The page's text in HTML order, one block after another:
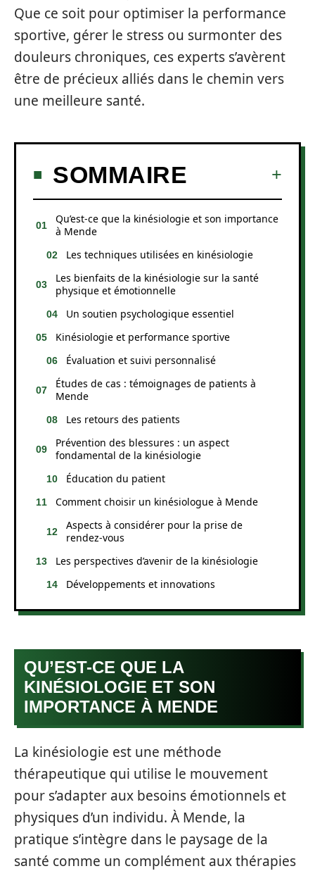
Que ce soit pour optimiser la performance
sportive, gérer le stress ou surmonter des
douleurs chroniques, ces experts s’avèrent
être de précieux alliés dans le chemin vers
une meilleure santé.
SOMMAIRE
Qu’est-ce que la kinésiologie et son importance
à Mende
Les techniques utilisées en kinésiologie
Les bienfaits de la kinésiologie sur la santé
physique et émotionnelle
Un soutien psychologique essentiel
Kinésiologie et performance sportive
Évaluation et suivi personnalisé
Études de cas : témoignages de patients à
Mende
Les retours des patients
Prévention des blessures : un aspect
fondamental de la kinésiologie
Éducation du patient
Comment choisir un kinésiologue à Mende
Aspects à considérer pour la prise de
rendez-vous
Les perspectives d’avenir de la kinésiologie
Développements et innovations
QU’EST-CE QUE LA
KINÉSIOLOGIE ET SON
IMPORTANCE À MENDE
La kinésiologie est une méthode
thérapeutique qui utilise le mouvement
pour s’adapter aux besoins émotionnels et
physiques d’un individu. À Mende, la
pratique s’intègre dans le paysage de la
santé comme un complément aux thérapies